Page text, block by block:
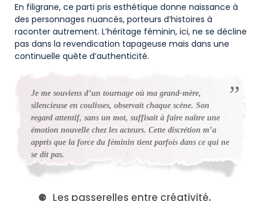
En filigrane, ce parti pris esthétique donne naissance à
des personnages nuancés, porteurs d’histoires à
raconter autrement. L’héritage féminin, ici, ne se décline
pas dans la revendication tapageuse mais dans une
continuelle quête d’authenticité.
Je me souviens d’un tournage où ma grand-mère,
silencieuse en coulisses, observait chaque scène. Son
regard attentif, sans un mot, suffisait à faire naître une
émotion nouvelle chez les acteurs. Cette discrétion m’a
appris que la force du féminin tient parfois dans ce qui ne
se dit pas.
Les passerelles entre créativité,